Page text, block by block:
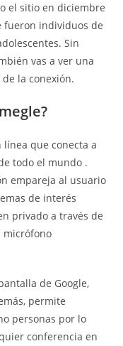
el sitio en diciembre
fueron individuos de
Sin
vas a ver una
la conexión.
que conecta a
todo el mundo .
empareja al usuario
de interés
privado a través de
micrófono
de Google,
permite
personas por lo
conferencia en